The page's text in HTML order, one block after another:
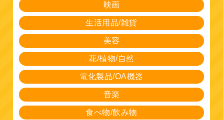
映画
生活用品/雑貨
美容
花/植物/自然
電化製品/OA機器
音楽
食べ物/飲み物